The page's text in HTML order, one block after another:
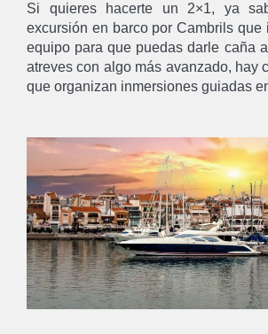
Si quieres hacerte un 2×1, ya
excursión en barco por Cambrils que
equipo para que puedas darle caña
atreves con algo más avanzado, hay
que organizan inmersiones guiadas